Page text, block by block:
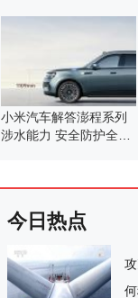
小米汽车解答澎程系列
涉水能力 安全防护全面
今日热点